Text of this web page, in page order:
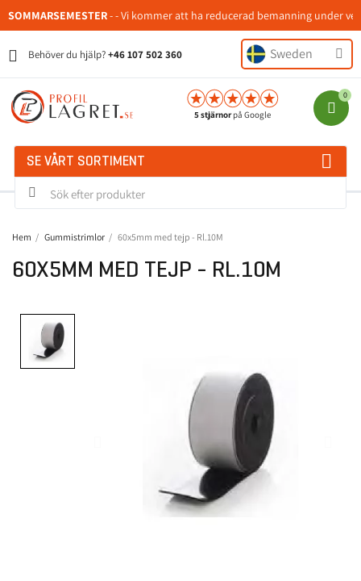
- - Vi kommer att ha reducerad bemanning under
Behöver du hjälp?+46 107 502 360 Sweden
5 stjärnorpå Google
SE VÅRT SORTIMENT
Hem Gummistrimlor 60x5mm med tejp - Rl.10M
60X5MM MED TEJP - RL.10M